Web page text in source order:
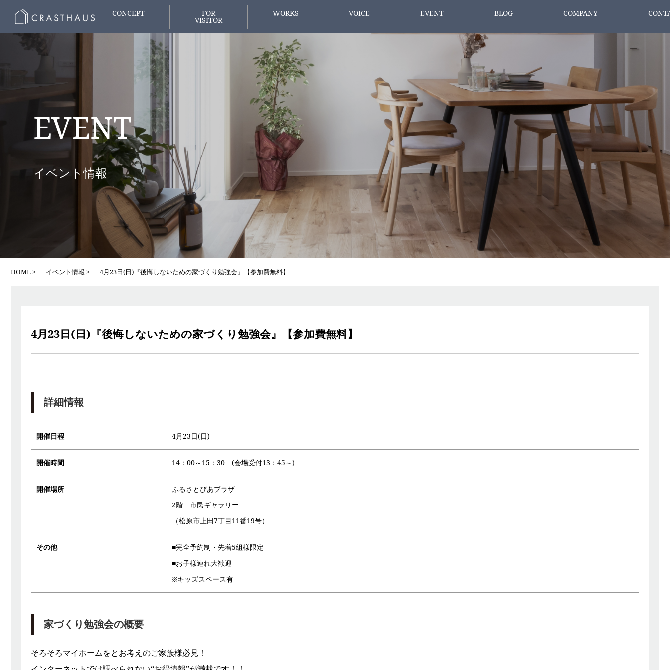
CONCEPT
FOR
VISITOR
はじめての方へ
WORKS
VOICE
EVENT
BLOG
COMPANY
EVENT
イベント情報
HOME イベント情報 4月23日(日)『後悔しないための家づくり勉強会』【参加費無料】
4月23日(日)『後悔しないための家づくり勉強会』【参加費無料】
詳細情報
開催日程 4月23日(日)
開催時間 14：00～15：30 (会場受付13：45～)
開催場所
ふるさとぴあプラザ
2階 市民ギャラリー
（松原市上田7丁目11番19号）
その他
■完全予約制・先着5組様限定
■お子様連れ大歓迎
※キッズスペース有
家づくり勉強会の概要
そろそろマイホームをとお考えのご家族様必見！